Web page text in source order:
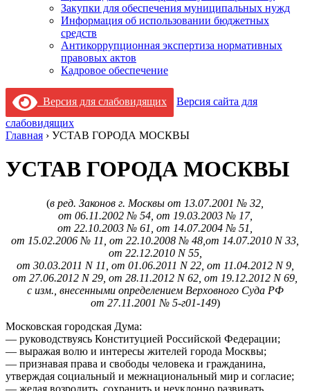
Закупки для обеспечения муниципальных нужд
Информация об использовании бюджетных
средств
Антикоррупционная экспертиза нормативных
правовых актов
Кадровое обеспечение
Версия для слабовидящих
Версия сайта для
слабовидящих
Главная › УСТАВ ГОРОДА МОСКВЫ
УСТАВ ГОРОДА МОСКВЫ
(в ред. Законов г. Москвы от 13.07.2001 № 32,
от 06.11.2002 № 54, от 19.03.2003 № 17,
от 22.10.2003 № 61, от 14.07.2004 № 51,
от 15.02.2006 № 11, от 22.10.2008 № 48,от 14.07.2010 N 33,
от 22.12.2010 N 55,
от 30.03.2011 N 11, от 01.06.2011 N 22, от 11.04.2012 N 9,
от 27.06.2012 N 29, от 28.11.2012 N 62, от 19.12.2012 N 69,
с изм., внесенными определением Верховного Суда РФ
от 27.11.2001 № 5-г01-149)
Московская городская Дума:
— руководствуясь Конституцией Российской Федерации;
— выражая волю и интересы жителей города Москвы;
— признавая права и свободы человека и гражданина,
утверждая социальный и межнациональный мир и согласие;
— желая возродить, сохранить и неуклонно развивать